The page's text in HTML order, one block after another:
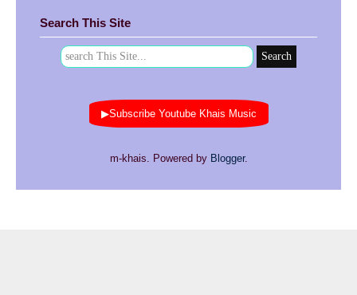
Search This Site
▶Subscribe Youtube Khais Music
m-khais. Powered by Blogger.